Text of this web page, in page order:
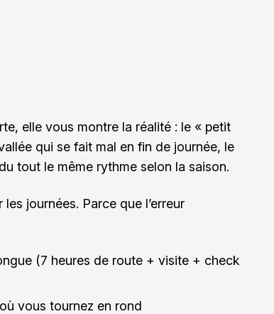
elle vous montre la réalité : le « petit
qui se fait mal en fin de journée, le
tout le même rythme selon la saison.
journées. Parce que l’erreur
(7 heures de route + visite + check
vous tournez en rond